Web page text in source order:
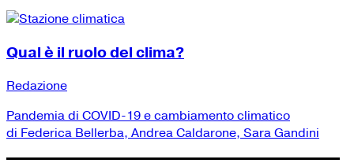
Qual è il ruolo del clima?
Redazione
Pandemia di COVID-19 e cambiamento climatico
di Federica Bellerba, Andrea Caldarone, Sara Gandini